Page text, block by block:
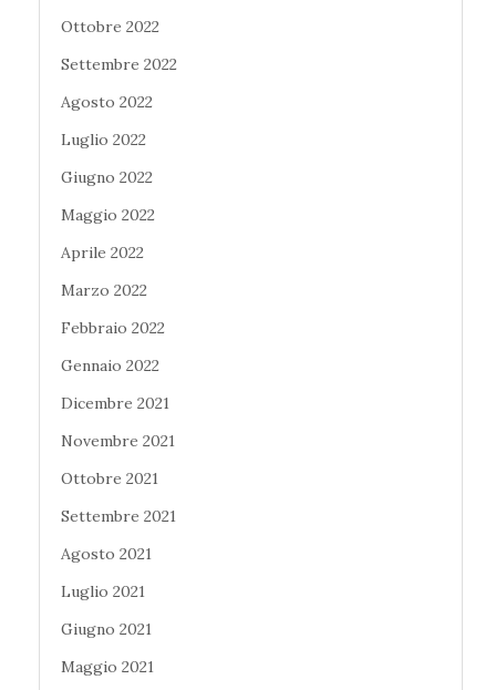
Ottobre 2022
Settembre 2022
Agosto 2022
Luglio 2022
Giugno 2022
Maggio 2022
Aprile 2022
Marzo 2022
Febbraio 2022
Gennaio 2022
Dicembre 2021
Novembre 2021
Ottobre 2021
Settembre 2021
Agosto 2021
Luglio 2021
Giugno 2021
Maggio 2021